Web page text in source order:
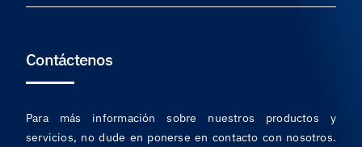
Contáctenos
Para más información sobre nuestros productos y
servicios, no dude en ponerse en contacto con nosotros.